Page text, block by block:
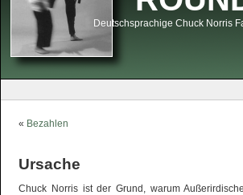
Deutschsprachige Chuck Norris
« Bezahlen
Ursache
Chuck Norris ist der Grund, warum